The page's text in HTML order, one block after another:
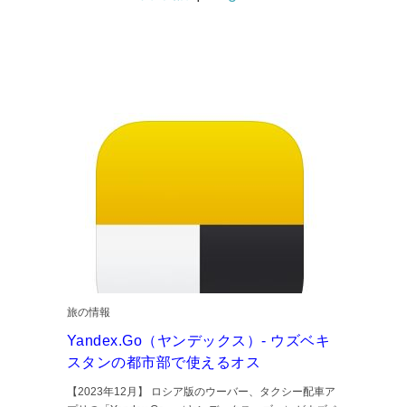
旅の情報
Yandex.Go（ヤンデックス）- ウズベキ
スタンの都市部で使えるオス
【2023年12月】 ロシア版のウーバー、タクシー配車ア